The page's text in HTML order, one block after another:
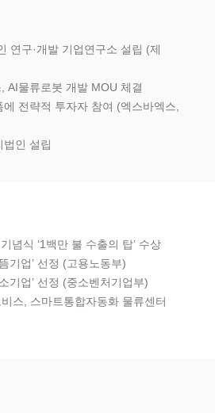
연구·개발 기업연구소 설립 (제
AI물류로봇 개발 MOU 체결
전략적 투자자 참여 (엑스바엑스,
법인 설립
념식 ‘1백만 불 수출의 탑’ 수상
기업’ 선정 (고용노동부)
기업’ 선정 (중소벤처기업부)
스, 스마트통합자동화 물류센터